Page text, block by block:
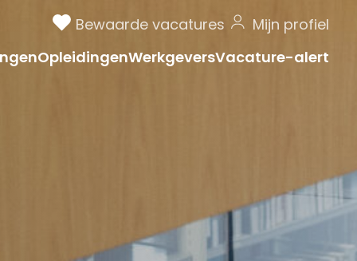
Bewaarde vacatures
Mijn profiel
OpleidingenWerkgeversVacature-alert